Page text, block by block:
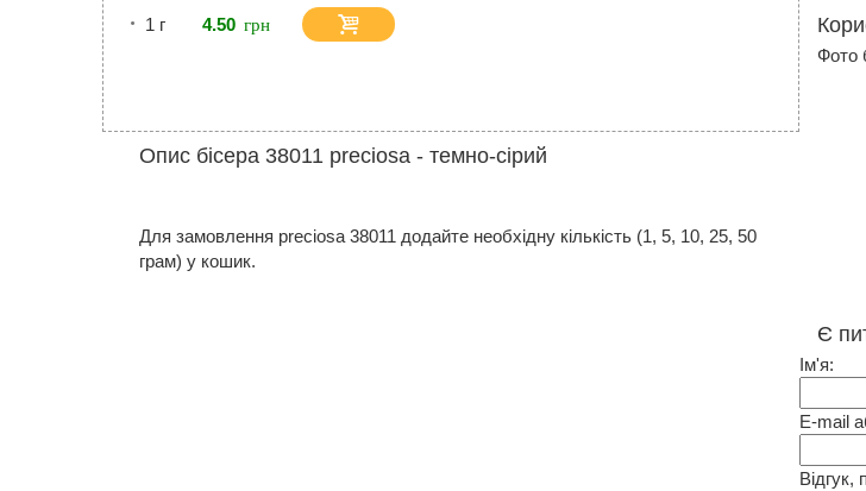
1 г 4.50
Опис бісера 38011 preciosa - темно-сірий
Для замовлення preciosa 38011 додайте необхідну кількість (1, 5, 10, 25, 50
грам) у кошик.
Фото
Є
Ім'я:
E-mail
Відгук,